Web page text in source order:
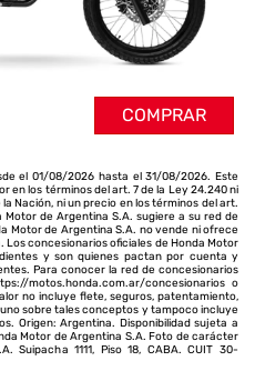
COMPRAR
el 01/08/2026 hasta el 31/08/2026. Este
en los términos del art. 7 de la Ley 24.240 ni
Nación, ni un precio en los términos del art.
de Argentina S.A. sugiere a su red de
Motor de Argentina S.A. no vende ni ofrece
concesionarios oficiales de Honda Motor
y son quienes pactan por cuenta y
Para conocer la red de concesionarios
motos.honda.com.ar/concesionarios o
no incluye flete, seguros, patentamiento,
sobre tales conceptos y tampoco incluye
Origen: Argentina. Disponibilidad sujeta a
Motor de Argentina S.A. Foto de carácter
Suipacha 1111, Piso 18, CABA. CUIT 30-